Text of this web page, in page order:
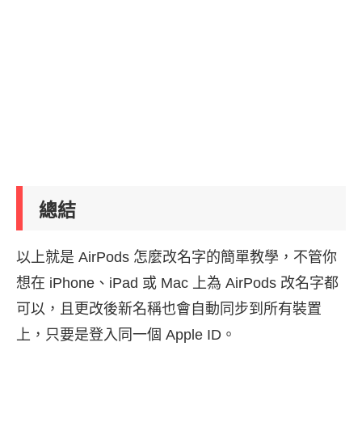
總結
以上就是 AirPods 怎麼改名字的簡單教學，不管你
想在 iPhone、iPad 或 Mac 上為 AirPods 改名字都
可以，且更改後新名稱也會自動同步到所有裝置
上，只要是登入同一個 Apple ID。